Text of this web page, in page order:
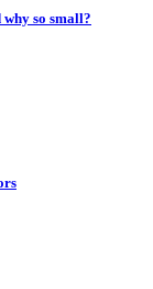
so small?